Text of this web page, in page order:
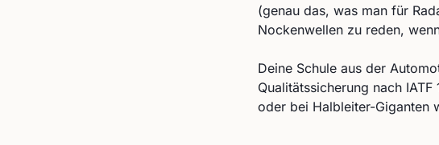
(genau das, was man für
Nockenwellen zu reden,
Deine Schule aus der
Qualitätssicherung nach
oder bei Halbleiter-Giganten